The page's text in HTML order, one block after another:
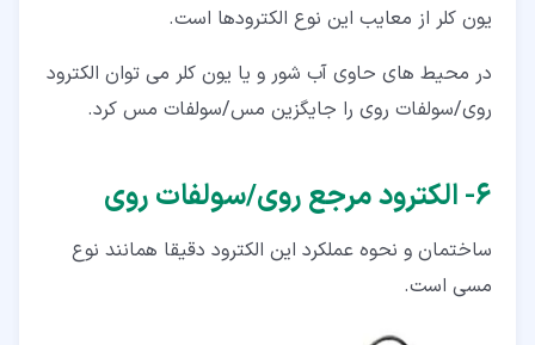
یون کلر از معایب این نوع الکترودها است.
در محیط های حاوی آب شور و یا یون کلر می توان الکترود
روی/سولفات روی را جایگزین مس/سولفات مس کرد.
۶‏- الکترود مرجع روی/سولفات روی
ساختمان و نحوه عملکرد این الکترود دقیقا همانند نوع
مسی است.